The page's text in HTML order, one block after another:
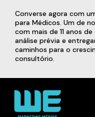
Converse agora com
para Médicos. Um de
com mais de 11 anos
análise prévia e
caminhos para o
consultório.